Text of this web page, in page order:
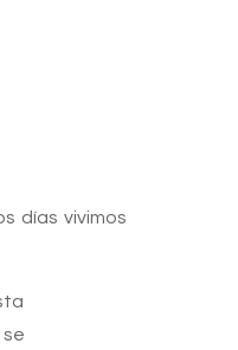
días vivimos